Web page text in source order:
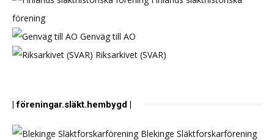
förening
Genväg till AO
Riksarkivet (SVAR)
| föreningar.släkt.hembygd |
Blekinge Släktforskarförening